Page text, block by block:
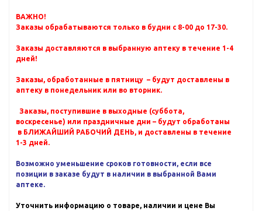
ВАЖНО!
Заказы обрабатываются только в будни с 8-00 до 17-30.
Заказы доставляются в выбранную аптеку в течение 1-4
дней!
Заказы, обработанные в пятницу – будут доставлены в
аптеку в понедельник или во вторник.
Заказы, поступившие в выходные (суббота,
воскресенье) или праздничные дни – будут обработаны
в БЛИЖАЙШИЙ РАБОЧИЙ ДЕНЬ, и доставлены в течение
1-3 дней.
Возможно уменьшение сроков готовности, если все
позиции в заказе будут в наличии в выбранной Вами
аптеке.
Уточнить информацию о товаре, наличии и цене Вы